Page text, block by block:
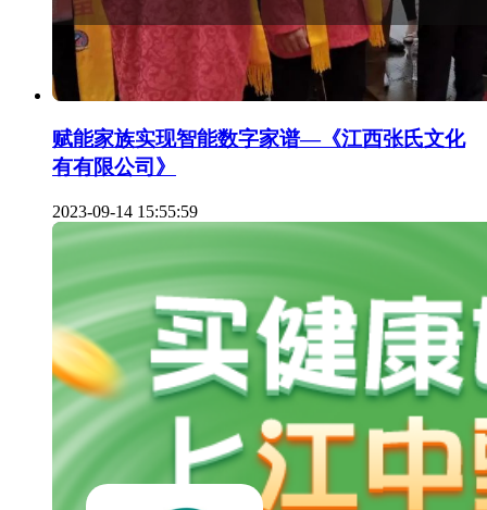
赋能家族实现智能数字家谱—《江西张氏文化
有有限公司》
2023-09-14 15:55:59